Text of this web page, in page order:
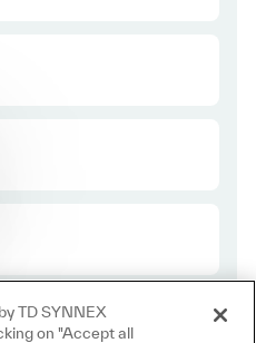
la notification du chatbot
TD SYNNEX
on "Accept all